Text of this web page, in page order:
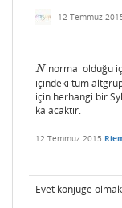
12 Temmuz
N
N normal olduğu
içindeki tüm
için herhangi bir
kalacaktır.
12 Temmuz 2015
Evet konjuge